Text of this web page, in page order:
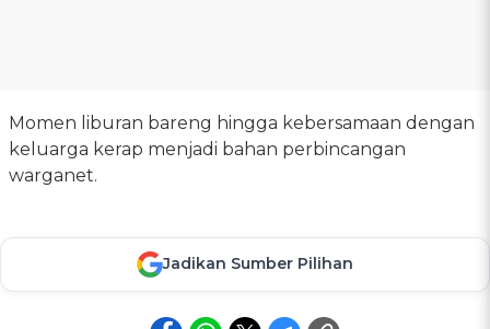
Momen liburan bareng hingga kebersamaan dengan
keluarga kerap menjadi bahan perbincangan
warganet.
Jadikan Sumber Pilihan